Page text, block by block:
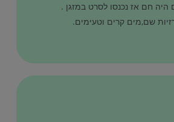
חם אז נכנסו לסרט במזגן .
שם,מים קרים וטעימים.